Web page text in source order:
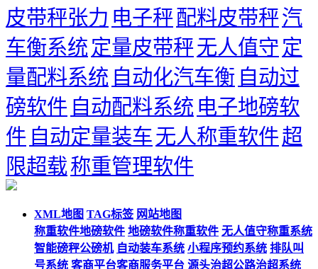
皮带秤张力 电子秤配料皮带秤汽
车衡系统 定量皮带秤无人值守 定
量配料系统 自动化汽车衡 自动过
磅软件 自动配料系统 电子地磅软
件 自动定量装车无人称重软件超
限超载称重管理软件
XML地图 TAG标签 网站地图
称重软件地磅软件 地磅软件称重软件 无人值守称重系统
智能磅秤公磅机 自动装车系统 小程序预约系统 排队叫
号系统 客商平台客商服务平台 源头治超公路治超系统